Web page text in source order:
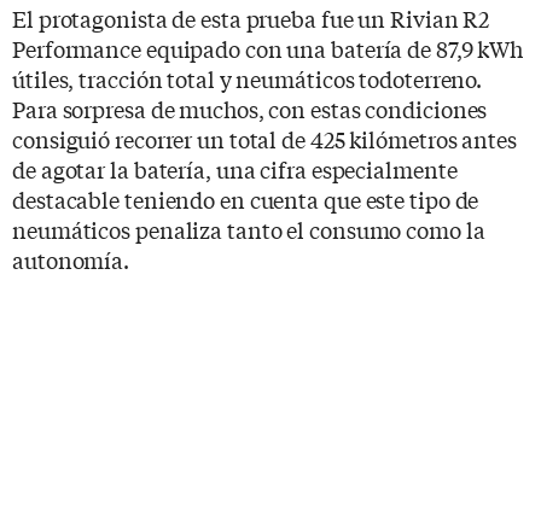
El protagonista de esta prueba fue un Rivian R2
Performance equipado con una batería de 87,9 kWh
útiles, tracción total y neumáticos todoterreno.
Para sorpresa de muchos, con estas condiciones
consiguió recorrer un total de 425 kilómetros antes
de agotar la batería, una cifra especialmente
destacable teniendo en cuenta que este tipo de
neumáticos penaliza tanto el consumo como la
autonomía.